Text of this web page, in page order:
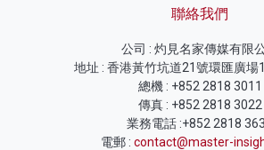
聯絡我們
公司 : 灼見名家傳媒有限
地址 : 香港黃竹坑道21號環匯廣場
總機 : +852 2818 3011
傳真 : +852 2818 3022
業務電話 :+852 2818
電郵 : contact@master-